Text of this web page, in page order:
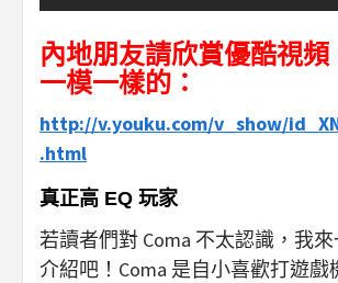
內地朋友請欣賞優酷視頻
一模一樣的：
http://v.youku.com/v_show/
.html
真正高 EQ 玩家
若讀者們對 Coma 不太認識，我
介紹吧！Coma 是自小喜歡打遊戲